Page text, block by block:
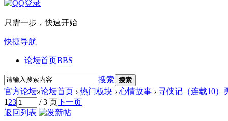
只需一步，快速开始
快捷导航
论坛首页BBS
搜索 搜索
官方论坛»论坛首页 › 热门板块 › 心情故事 › 寻侠记（连载10）
123 / 3 页下一页
返回列表